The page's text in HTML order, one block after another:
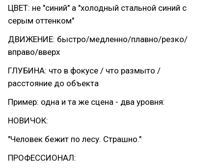
ЦВЕТ: не "синий" а "холодный стальной синий с
серым оттенком"
ДВИЖЕНИЕ: быстро/медленно/плавно/резко/
вправо/вверх
ГЛУБИНА: что в фокусе / что размыто /
расстояние до объекта
Пример: одна и та же сцена - два уровня:
НОВИЧОК:
"Человек бежит по лесу. Страшно."
ПРОФЕССИОНАЛ: